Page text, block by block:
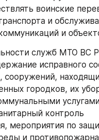
воинские
и
и
служб МТО ВС
исправного
сооружений,
городков, их
контроль
мероприятия по
и